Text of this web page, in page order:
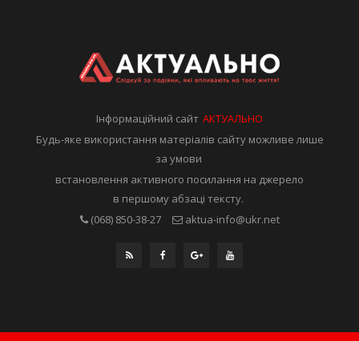
Інформаційний сайтАКТУАЛЬНО
Будь-яке використання матеріалів сайту можливе лише
за умови
встановлення активного посилання на джерело
в першому абзаці тексту.
(068) 850-38-27
aktua-info@ukr.net